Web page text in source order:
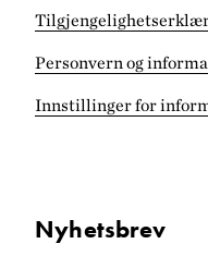
Personvern og
Innstillinger for
Nyhetsbrev